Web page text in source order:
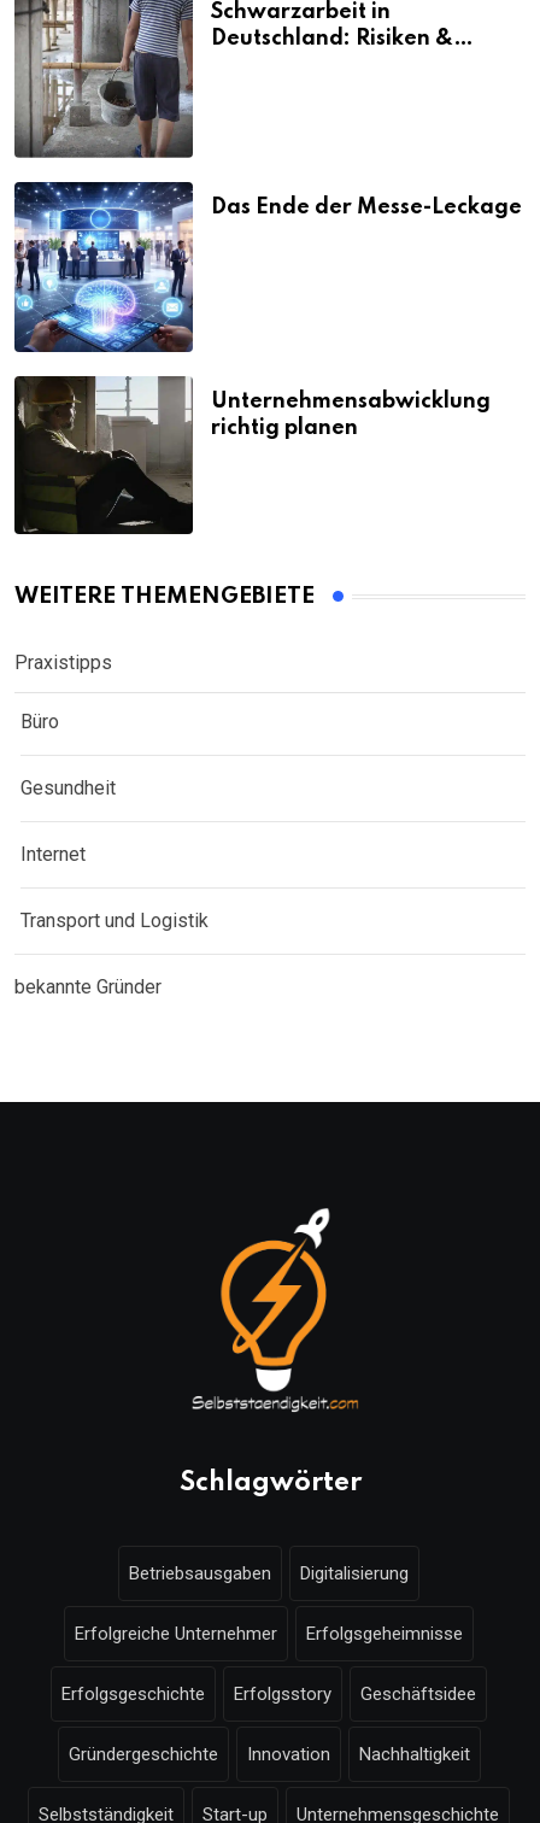
Schwarzarbeit in
Deutschland: Risiken &
Das Ende der Messe-Leckage
Unternehmensabwicklung
richtig planen
WEITERE THEMENGEBIETE
Praxistipps
Büro
Gesundheit
Internet
Transport und Logistik
bekannte Gründer
Schlagwörter
Betriebsausgaben Digitalisierung
Erfolgreiche Unternehmer Erfolgsgeheimnisse
Erfolgsgeschichte Erfolgsstory Geschäftsidee
Gründergeschichte Innovation Nachhaltigkeit
Selbstständigkeit Start-up Unternehmensgeschichte